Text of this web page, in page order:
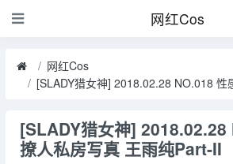
网红Cos
网红Cos
[SLADY猎女神] 2018.02.28
撩人私房写真 王雨纯Part-II